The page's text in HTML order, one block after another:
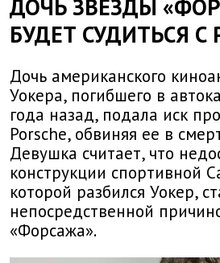
ДОЧЬ ЗВЕЗДЫ
БУДЕТ СУДИТЬСЯ С
Дочь американского
Уокера, погибшего в
года назад, подала иск
Porsche, обвиняя ее в
Девушка считает, что
конструкции спортивной
которой разбился Уокер,
непосредственной
«Форсажа».